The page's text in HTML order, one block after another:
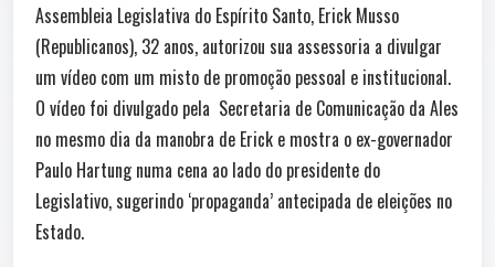
Assembleia Legislativa do Espírito Santo, Erick Musso
(Republicanos), 32 anos, autorizou sua assessoria a divulgar
um vídeo com um misto de promoção pessoal e institucional.
O vídeo foi divulgado pela Secretaria de Comunicação da Ales
no mesmo dia da manobra de Erick e mostra o ex-governador
Paulo Hartung numa cena ao lado do presidente do
Legislativo, sugerindo ‘propaganda’ antecipada de eleições no
Estado.